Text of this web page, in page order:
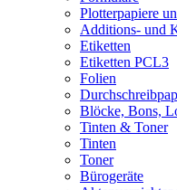
Plotterpapiere
Additions- und
Etiketten
Etiketten PCL3
Folien
Blöcke, Bons,
Tinten & Toner
Tinten
Toner
Bürogeräte